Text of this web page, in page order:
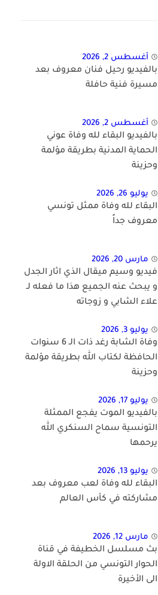
أغسطس 2, 2026
بالفيديو رحيل فنان معروف بعد
مسيرة فنية حافلة
أغسطس 2, 2026
بالفيديو البقاء لله وفاة عوني
الحماية المدنية بطريقة مؤلمة
وحزينة
يوليو 26, 2026
البقاء لله وفاة ممثل تونسي
معروف جداً
مارس 20, 2026
فيديو وسيم ميقال الذي اثار الجدل
و يبحث عنه الجميع هذا ما فعله لـ
علاء الشابي و زوجاته
يوليو 3, 2026
وفاة الشابة رغد ذات الـ 6 سنوات
الحافظة لكتاب الله بطريقة مؤلمة
وحزينة
يوليو 17, 2026
بالفيديو الموت يفجع الممثلة
التونسية سماح السنكري الله
يرحمها
يوليو 13, 2026
البقاء لله وفاة لعب معروف بعد
مشاركته في كأس العالم
مارس 12, 2026
بث مسلسل الخطيفة في قناة
الحوار التونسي من الحلقة الاولة
الى الأخيرة